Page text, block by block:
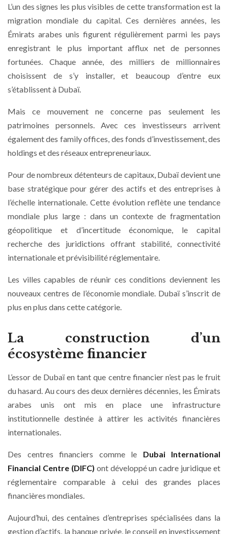
L’un des signes les plus visibles de cette transformation est la
migration mondiale du capital. Ces dernières années, les
Émirats arabes unis figurent régulièrement parmi les pays
enregistrant le plus important afflux net de personnes
fortunées. Chaque année, des milliers de millionnaires
choisissent de s’y installer, et beaucoup d’entre eux
s’établissent à Dubaï.
Mais ce mouvement ne concerne pas seulement les
patrimoines personnels. Avec ces investisseurs arrivent
également des family offices, des fonds d’investissement, des
holdings et des réseaux entrepreneuriaux.
Pour de nombreux détenteurs de capitaux, Dubaï devient une
base stratégique pour gérer des actifs et des entreprises à
l’échelle internationale. Cette évolution reflète une tendance
mondiale plus large : dans un contexte de fragmentation
géopolitique et d’incertitude économique, le capital
recherche des juridictions offrant stabilité, connectivité
internationale et prévisibilité réglementaire.
Les villes capables de réunir ces conditions deviennent les
nouveaux centres de l’économie mondiale. Dubaï s’inscrit de
plus en plus dans cette catégorie.
La construction d’un
écosystème financier
L’essor de Dubaï en tant que centre financier n’est pas le fruit
du hasard. Au cours des deux dernières décennies, les Émirats
arabes unis ont mis en place une infrastructure
institutionnelle destinée à attirer les activités financières
internationales.
Des centres financiers comme le Dubai International
Financial Centre (DIFC) ont développé un cadre juridique et
réglementaire comparable à celui des grandes places
financières mondiales.
Aujourd’hui, des centaines d’entreprises spécialisées dans la
gestion d’actifs, la banque privée, le conseil en investissement